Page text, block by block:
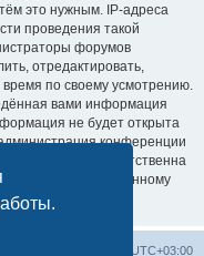
это нужным. IP-адреса
проведения такой
форумов
отредактировать,
по своему усмотрению.
вами информация
не будет открыта
конференции
может быть ответственна
к несанкционированному
UTC+03:00